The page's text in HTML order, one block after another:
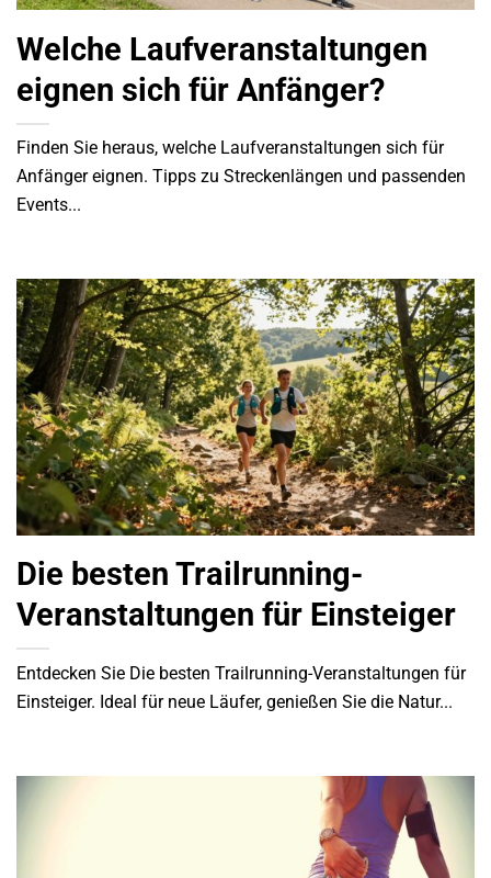
Welche Laufveranstaltungen
eignen sich für Anfänger?
Finden Sie heraus, welche Laufveranstaltungen sich für
Anfänger eignen. Tipps zu Streckenlängen und passenden
Events...
Die besten Trailrunning-
Veranstaltungen für Einsteiger
Entdecken Sie Die besten Trailrunning-Veranstaltungen für
Einsteiger. Ideal für neue Läufer, genießen Sie die Natur...